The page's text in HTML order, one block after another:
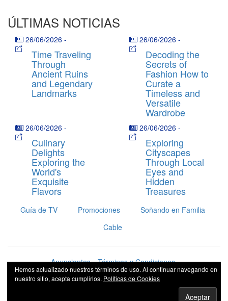
ÚLTIMAS NOTICIAS
26/06/2026 -
Time Traveling
Through
Ancient Ruins
and Legendary
Landmarks
26/06/2026 -
Decoding the
Secrets of
Fashion How to
Curate a
Timeless and
Versatile
Wardrobe
26/06/2026 -
Culinary
Delights
Exploring the
World's
Exquisite
Flavors
26/06/2026 -
Exploring
Cityscapes
Through Local
Eyes and
Hidden
Treasures
Guía de TV Promociones
Soñando en Familia
Cable
Anunciantes Términos y Condiciones
Hemos actualizado nuestros términos de uso. Al continuar navegando en
nuestro sitio, acepta cumplirlos. Políticas de Cookies